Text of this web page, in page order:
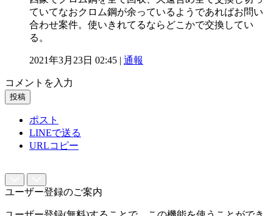
ていてなおクロム鋼が余っているようであればお問い
合わせ案件。使いきれてるならどこかで交換してい
る。
2021年3月23日 02:45 | 通報
コメントを入力
投稿
ポスト
LINEで送る
URLコピー
ユーザー登録のご案内